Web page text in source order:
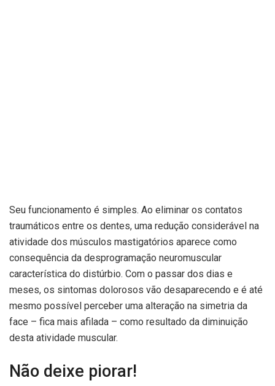
Seu funcionamento é simples. Ao eliminar os contatos
traumáticos entre os dentes, uma redução considerável na
atividade dos músculos mastigatórios aparece como
consequência da desprogramação neuromuscular
característica do distúrbio. Com o passar dos dias e
meses, os sintomas dolorosos vão desaparecendo e é até
mesmo possível perceber uma alteração na simetria da
face – fica mais afilada – como resultado da diminuição
desta atividade muscular.
Não deixe piorar!